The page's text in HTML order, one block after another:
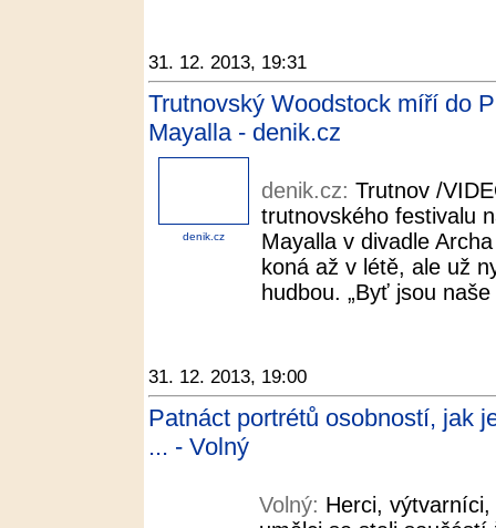
31. 12. 2013, 19:31
Trutnovský Woodstock míří do
Mayalla - denik.cz
denik.cz
denik.cz: Trutnov /
trutnovského festivalu
Mayalla v divadle
koná až v létě, ale už
hudbou. „Byť jsou
31. 12. 2013, 19:00
Patnáct portrétů osobností, jak
... - Volný
Volný: Herci,